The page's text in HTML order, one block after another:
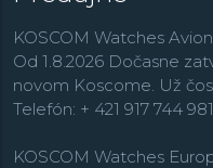
KOSCOM Watches
Od 1.8.2026 Dočasne
novom Koscome. Už
Telefón: + 421 917 744 981
KOSCOM Watches